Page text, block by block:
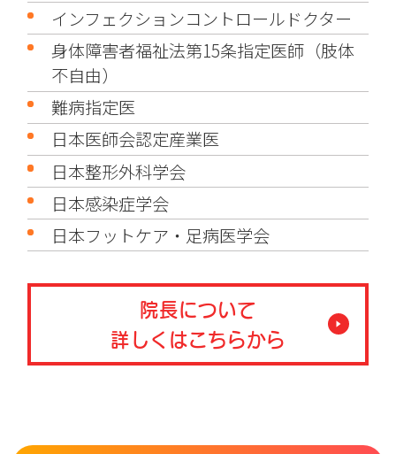
インフェクションコントロールドクター
身体障害者福祉法第15条指定医師（肢体
不自由）
難病指定医
日本医師会認定産業医
日本整形外科学会
日本感染症学会
日本フットケア・足病医学会
院長について
詳しくはこちらから